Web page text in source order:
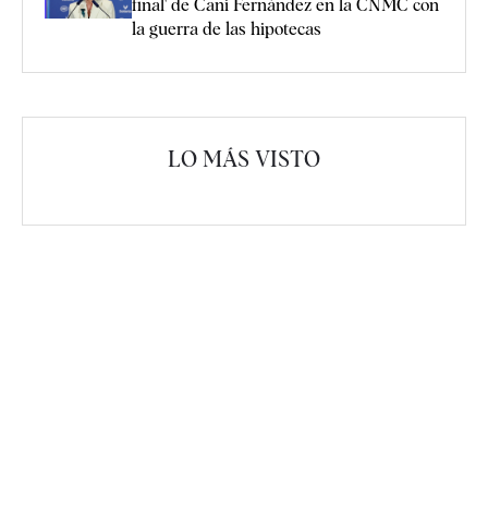
final' de Cani Fernández en la CNMC con
la guerra de las hipotecas
LO MÁS VISTO